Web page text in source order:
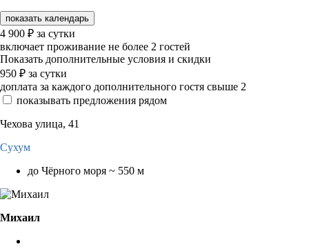
показать календарь
4 900 ₽ за сутки
включает проживание не более 2 гостей
Показать дополнительные условия и скидки
950 ₽ за сутки
доплата за каждого дополнительного гостя свыше 2
показывать предложения рядом
Чехова улица, 41
Сухум
до Чёрного моря ~ 550 м
Михаил